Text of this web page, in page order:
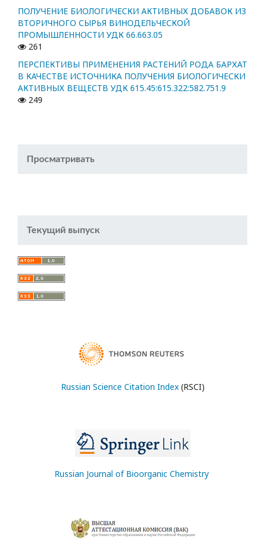
ПОЛУЧЕНИЕ БИОЛОГИЧЕСКИ АКТИВНЫХ ДОБАВОК ИЗ
ВТОРИЧНОГО СЫРЬЯ ВИНОДЕЛЬЧЕСКОЙ
ПРОМЫШЛЕННОСТИ УДК 66.663.05
261
ПЕРСПЕКТИВЫ ПРИМЕНЕНИЯ РАСТЕНИЙ РОДА БАРХАТ
В КАЧЕСТВЕ ИСТОЧНИКА ПОЛУЧЕНИЯ БИОЛОГИЧЕСКИ
АКТИВНЫХ ВЕЩЕСТВ УДК 615.45:615.322:582.751.9
249
Просматривать
Текущий выпуск
Russian Science Citation Index(RSCI)
Russian Journal of Bioorganic Chemistry